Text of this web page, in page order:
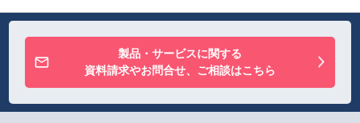
製品・サービスに関する
資料請求やお問合せ、ご相談はこちら